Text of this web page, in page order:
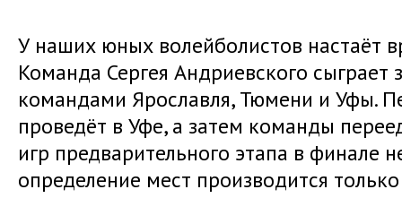
У наших юных волейболистов настаёт
Команда Сергея Андриевского сыграет
командами Ярославля, Тюмени и Уфы.
проведёт в Уфе, а затем команды
игр предварительного этапа в финале
определение мест производится